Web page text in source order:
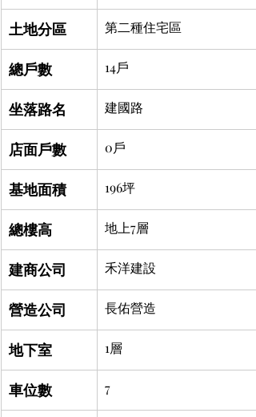
土地分區 第二種住宅區
總戶數 14戶
坐落路名 建國路
店面戶數 0戶
基地面積 196坪
總樓高 地上7層
建商公司 禾洋建設
營造公司 長佑營造
地下室 1層
車位數 7